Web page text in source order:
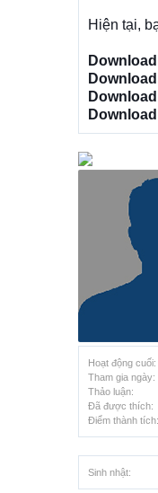
Hiện tại,
Hoạt động cuối:
Tham gia ngày:
Thảo luận:
Đã được thích:
Điểm thành tích:
Sinh nhật: